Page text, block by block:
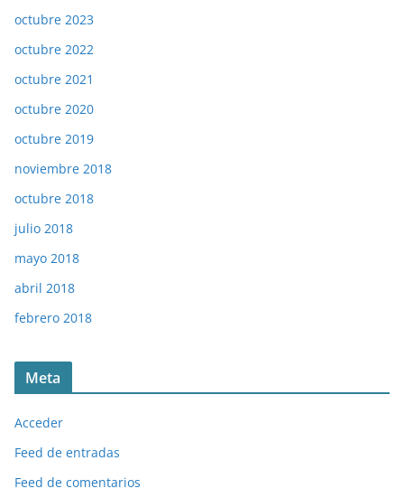
octubre 2023
octubre 2022
octubre 2021
octubre 2020
octubre 2019
noviembre 2018
octubre 2018
julio 2018
mayo 2018
abril 2018
febrero 2018
Meta
Acceder
Feed de entradas
Feed de comentarios